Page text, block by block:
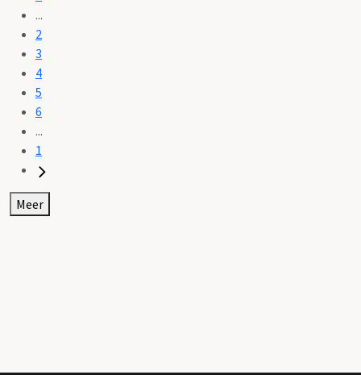
...
2
3
4
5
6
...
1
Meer